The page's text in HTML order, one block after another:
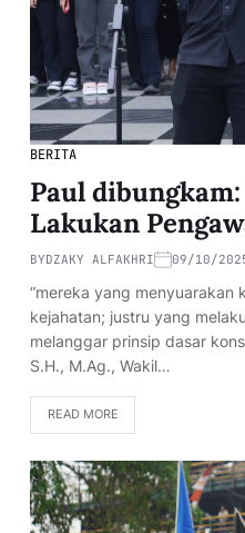
BERITA
Paul
Lakukan
BYDZAKY ALFAKHRI 09/10/
“mereka yang menyuarakan
kejahatan; justru yang
melanggar prinsip dasar
S.H., M.Ag., Wakil…
READ MORE